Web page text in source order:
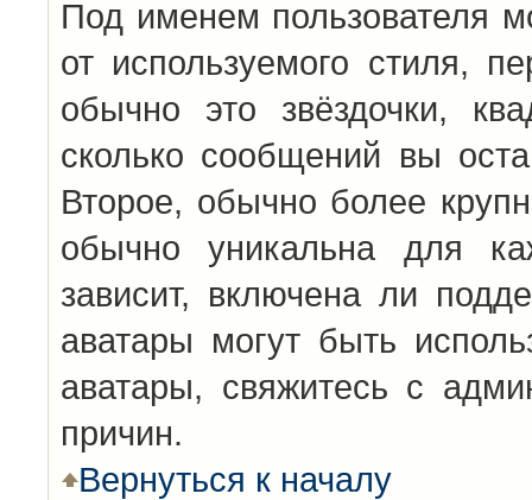
Под именем пользователя
от используемого стиля,
обычно это звёздочки,
сколько сообщений вы
Второе, обычно более
обычно уникальна для
зависит, включена ли
аватары могут быть
аватары, свяжитесь с
причин.
Вернуться к началу